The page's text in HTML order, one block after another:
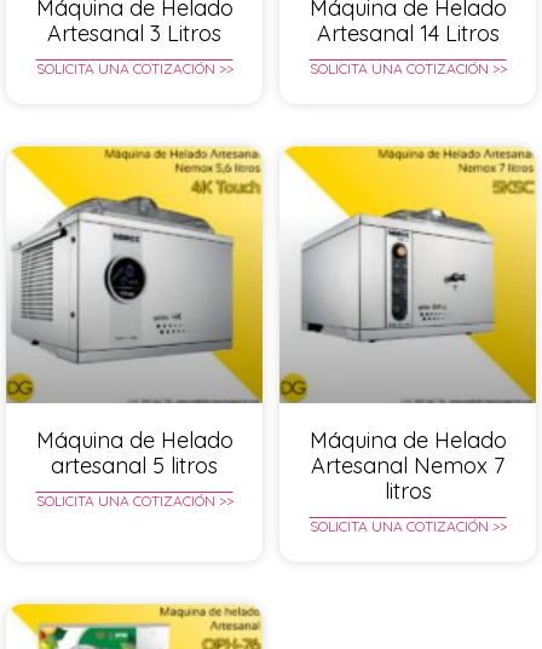
Máquina de Helado
Artesanal 3 Litros
SOLICITA UNA COTIZACIÓN >>
Máquina de Helado
Artesanal 14 Litros
SOLICITA UNA COTIZACIÓN >>
Máquina de Helado
artesanal 5 litros
SOLICITA UNA COTIZACIÓN >>
Máquina de Helado
Artesanal Nemox 7
litros
SOLICITA UNA COTIZACIÓN >>